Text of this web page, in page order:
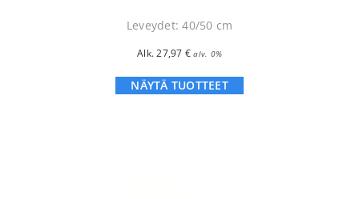
Leveydet: 40/50 cm
Alk.27,97 € alv. 0%
NÄYTÄ TUOTTEET